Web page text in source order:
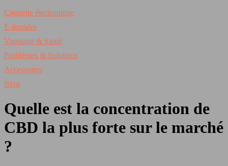
Cigarette électronique
E-liquides
Vapotage & Santé
Problèmes & Solutions
Accessoires
Blog
Quelle est la concentration de
CBD la plus forte sur le marché
?